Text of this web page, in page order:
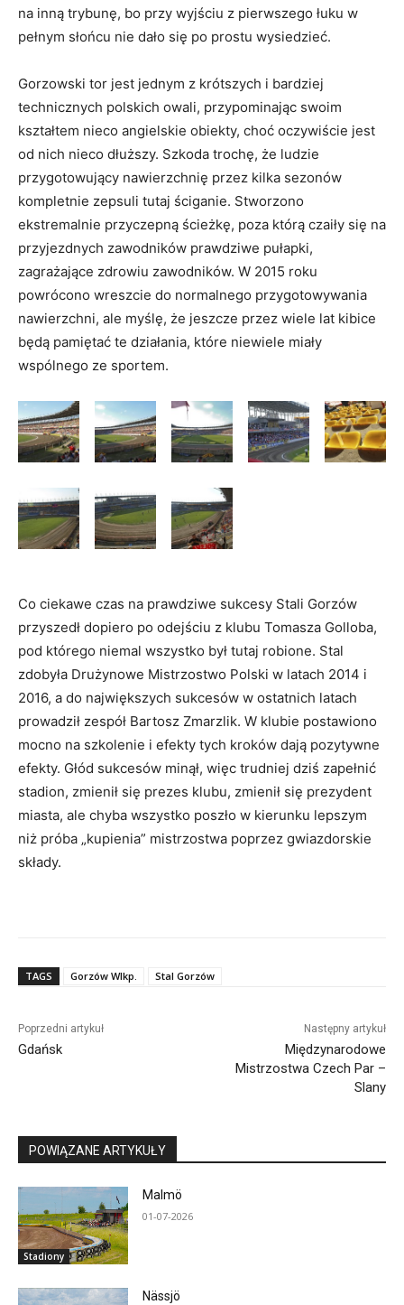
na inną trybunę, bo przy wyjściu z pierwszego łuku w
pełnym słońcu nie dało się po prostu wysiedzieć.
Gorzowski tor jest jednym z krótszych i bardziej
technicznych polskich owali, przypominając swoim
kształtem nieco angielskie obiekty, choć oczywiście jest
od nich nieco dłuższy. Szkoda trochę, że ludzie
przygotowujący nawierzchnię przez kilka sezonów
kompletnie zepsuli tutaj ściganie. Stworzono
ekstremalnie przyczepną ścieżkę, poza którą czaiły się na
przyjezdnych zawodników prawdziwe pułapki,
zagrażające zdrowiu zawodników. W 2015 roku
powrócono wreszcie do normalnego przygotowywania
nawierzchni, ale myślę, że jeszcze przez wiele lat kibice
będą pamiętać te działania, które niewiele miały
wspólnego ze sportem.
Co ciekawe czas na prawdziwe sukcesy Stali Gorzów
przyszedł dopiero po odejściu z klubu Tomasza Golloba,
pod którego niemal wszystko był tutaj robione. Stal
zdobyła Drużynowe Mistrzostwo Polski w latach 2014 i
2016, a do największych sukcesów w ostatnich latach
prowadził zespół Bartosz Zmarzlik. W klubie postawiono
mocno na szkolenie i efekty tych kroków dają pozytywne
efekty. Głód sukcesów minął, więc trudniej dziś zapełnić
stadion, zmienił się prezes klubu, zmienił się prezydent
miasta, ale chyba wszystko poszło w kierunku lepszym
niż próba „kupienia” mistrzostwa poprzez gwiazdorskie
składy.
TAGS Gorzów Wlkp. Stal Gorzów
Poprzedni artykuł
Gdańsk
Następny artykuł
Międzynarodowe
Mistrzostwa Czech Par –
Slany
POWIĄZANE ARTYKUŁY
Stadiony
Malmö
01-07-2026
Nässjö